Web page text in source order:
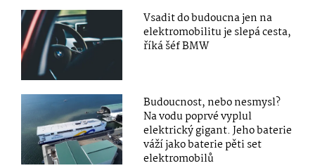
Vsadit do budoucna jen na
elektromobilitu je slepá cesta,
říká šéf BMW
Budoucnost, nebo nesmysl?
Na vodu poprvé vyplul
elektrický gigant. Jeho baterie
váží jako baterie pěti set
elektromobilů